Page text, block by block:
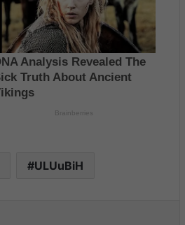
ULUuBiH